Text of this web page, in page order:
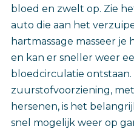
bloed en zwelt op. Zie
auto die aan het
hartmassage masseer
en kan er sneller weer
bloedcirculatie
zuurstofvoorziening,
hersenen, is het
snel mogelijk weer op